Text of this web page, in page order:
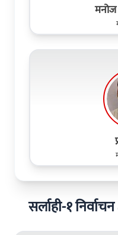
सर्लाही-१